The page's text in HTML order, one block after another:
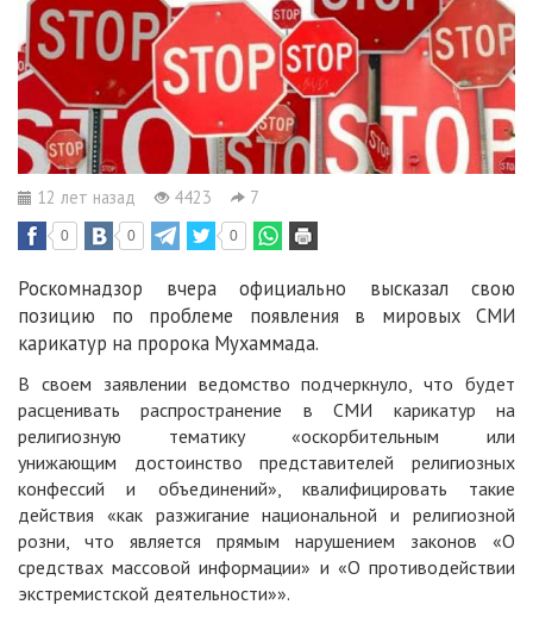
12 лет назад 4423 7
0 0 0
Роскомнадзор вчера официально высказал свою
позицию по проблеме появления в мировых СМИ
карикатур на пророка Мухаммада.
В своем заявлении ведомство подчеркнуло, что будет
расценивать распространение в СМИ карикатур на
религиозную тематику «оскорбительным или
унижающим достоинство представителей религиозных
конфессий и объединений», квалифицировать такие
действия «как разжигание национальной и религиозной
розни, что является прямым нарушением законов «О
средствах массовой информации» и «О противодействии
экстремистской деятельности»».